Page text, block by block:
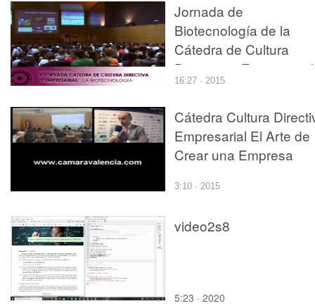
Jornada de
Biotecnología de la
Cátedra de Cultura
Directiva y Empresarial
16:27 · 2015
Cátedra Cultura
Empresarial El Arte de
Crear una Empresa
3:10 · 2015
video2s8
5:23 · 2020